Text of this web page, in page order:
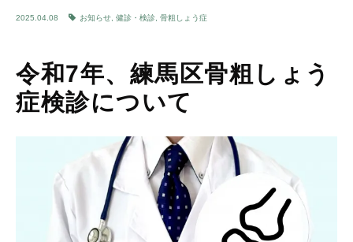
2025.04.08 お知らせ 健診・検診 骨粗しょう症
令和7年、練馬区骨粗しょう
症検診について